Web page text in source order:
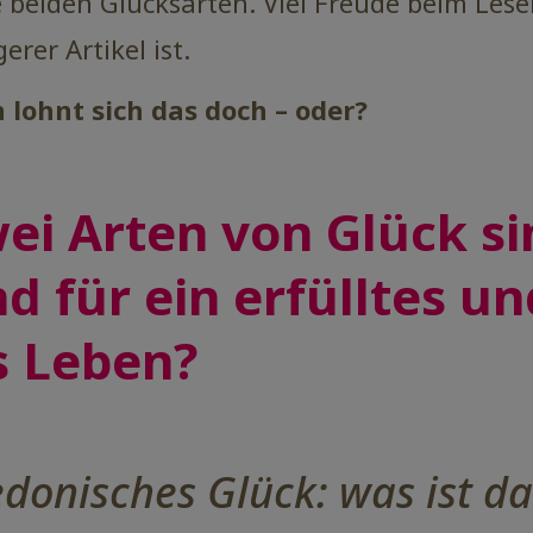
Artikel ist.
sich das doch – oder?
Arten von Glück
für ein erfülltes
Glück: was ist